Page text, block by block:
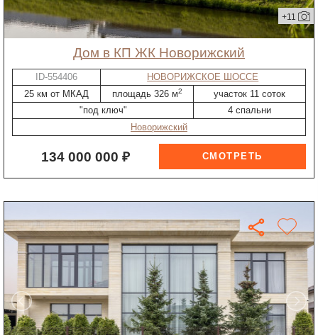
+11
дом в КП ЖК Новорижский
ID-554406
НОВОРИЖСКОЕ ШОССЕ
25 км от МКАД
площадь 326 м2
участок 11 соток
"под ключ"
4 спальни
Новорижский
134 000 000 ₽